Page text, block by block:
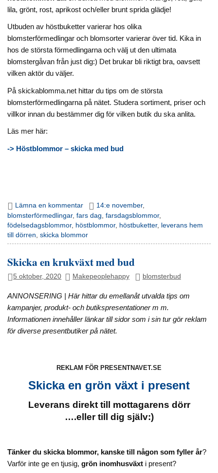
lila, grönt, rost, aprikost och/eller brunt sprida glädje!
Utbuden av höstbuketter varierar hos olika
blomsterförmedlingar och blomsorter varierar över tid. Kika in
hos de största förmedlingarna och välj ut den ultimata
blomstergåvan från just dig:) Det brukar bli riktigt bra, oavsett
vilken aktör du väljer.
På skickablomma.net hittar du tips om de största
blomsterförmedlingarna på nätet. Studera sortiment, priser och
villkor innan du bestämmer dig för vilken butik du ska anlita.
Läs mer här:
-> Höstblommor – skicka med bud
Lämna en kommentar 14:e november,
blomsterförmedlingar,fars dag ,farsdagsblommor,
födelsedagsblommor, höstblommor, höstbuketter,
leverans hem
till dörren ,skicka blommor
Skicka en krukväxt med bud
5 oktober, 2020 Makepeoplehappy blomsterbud
ANNONSERING | Här hittar du emellanåt utvalda tips om
kampanjer, produkt- och butikspresentationer m m.
Informationen innehåller länkar till sidor som i sin tur gör reklam
för diverse presentbutiker på nätet.
REKLAM FÖR PRESENTNAVET.SE
Skicka en grön växt i present
Leverans direkt till mottagarens dörr
….eller till dig själv:)
Tänker du skicka blommor, kanske till någon som fyller år?
Varför inte ge en tjusig,grön inomhusväxt i present?